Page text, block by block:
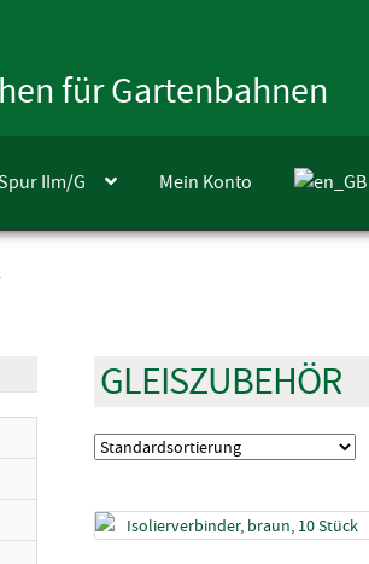
für Gartenbahnen
IIm/G Mein Konto
GLEISZUBEHÖR